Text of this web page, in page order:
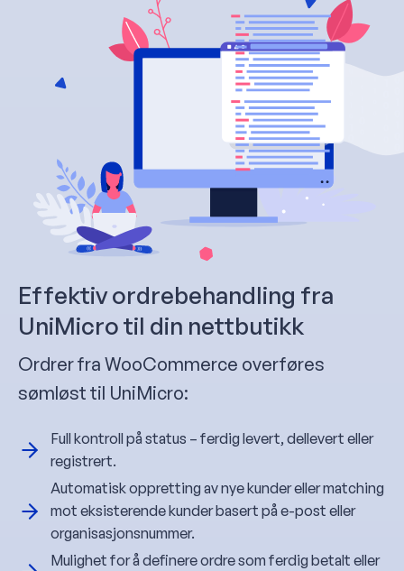
Effektiv ordrebehandling fra
UniMicro til din nettbutikk
Ordrer fra WooCommerce overføres
sømløst til UniMicro:
Full kontroll på status – ferdig levert, dellevert eller
registrert.
Automatisk oppretting av nye kunder eller matching
mot eksisterende kunder basert på e-post eller
organisasjonsnummer.
Mulighet for å definere ordre som ferdig betalt eller